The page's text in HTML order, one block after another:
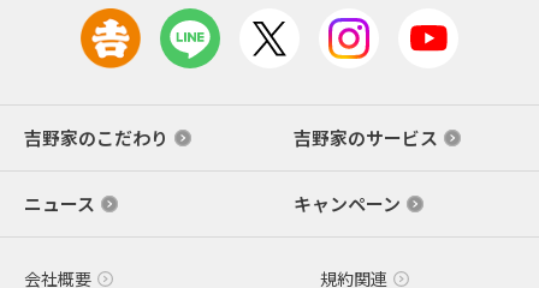
吉野家のこだわり 吉野家のサービス
ニュース キャンペーン
会社概要 規約関連